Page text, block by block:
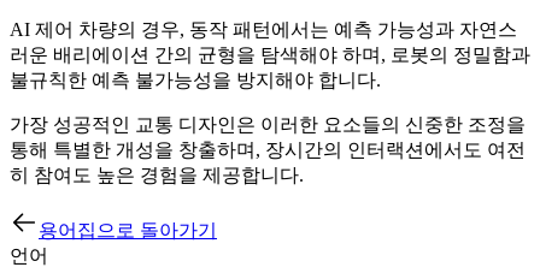
AI 제어 차량의 경우, 동작 패턴에서는 예측 가능성과 자연스
러운 배리에이션 간의 균형을 탐색해야 하며, 로봇의 정밀함과
불규칙한 예측 불가능성을 방지해야 합니다.
가장 성공적인 교통 디자인은 이러한 요소들의 신중한 조정을
통해 특별한 개성을 창출하며, 장시간의 인터랙션에서도 여전
히 참여도 높은 경험을 제공합니다.
용어집으로 돌아가기
언어